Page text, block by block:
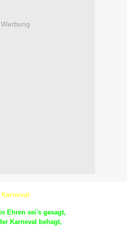
Werbung
Karneval
Ehren sei's gesagt,
Karneval behagt,